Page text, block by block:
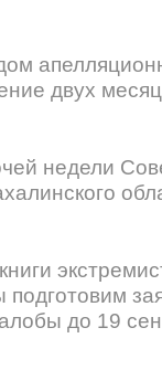
двух
недели
до 19